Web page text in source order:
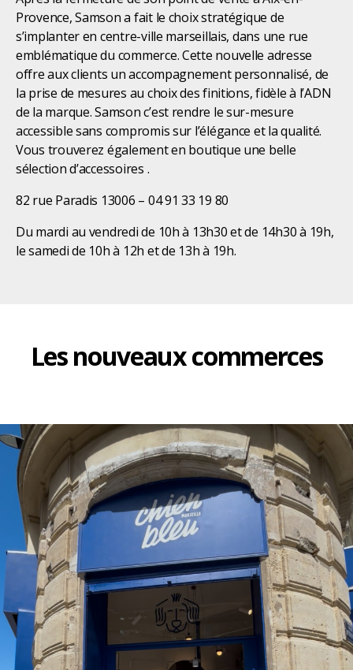
Provence, Samson a fait le choix stratégique de
s’implanter en centre-ville marseillais, dans une rue
emblématique du commerce. Cette nouvelle adresse
offre aux clients un accompagnement personnalisé, de
la prise de mesures au choix des finitions, fidèle à l’ADN
de la marque. Samson c’est rendre le sur-mesure
accessible sans compromis sur l’élégance et la qualité.
Vous trouverez également en boutique une belle
sélection d’accessoires .
82 rue Paradis 13006 – 04 91 33 19 80
Du mardi au vendredi de 10h à 13h30 et de 14h30 à 19h,
le samedi de 10h à 12h et de 13h à 19h.
Les nouveaux commerces